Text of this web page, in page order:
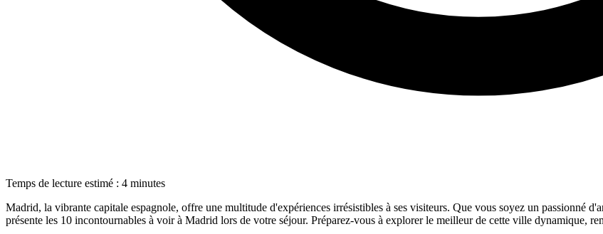
Temps de lecture estimé : 4 minutes
Madrid, la vibrante capitale espagnole, offre une multitude d'expériences irrésistibles à ses visiteurs. Que vous soyez un passionné
présente les 10 incontournables à voir à Madrid lors de votre séjour. Préparez-vous à explorer le meilleur de cette ville dynamique,